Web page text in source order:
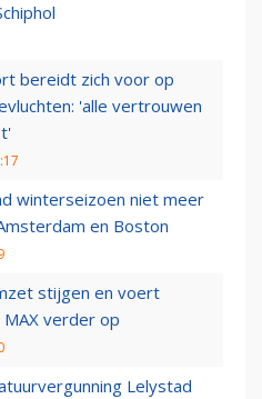
bereidt zich voor op
'alle vertrouwen
winterseizoen niet meer
en Boston
stijgen en voert
verder op
Lelystad